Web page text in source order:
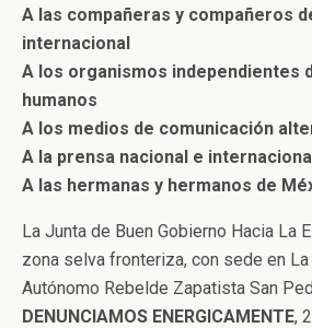
A las compañeras y compañeros
internacional
A los organismos independientes
humanos
A los medios de comunicación
A la prensa nacional e
A las hermanas y hermanos de
La Junta de Buen Gobierno Hacia La
zona selva fronteriza, con sede en
Autónomo Rebelde Zapatista San
DENUNCIAMOS ENERGICAMENTE,